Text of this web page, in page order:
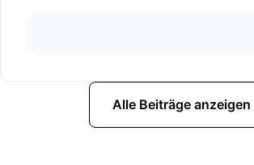
Alle Beiträge anzeigen